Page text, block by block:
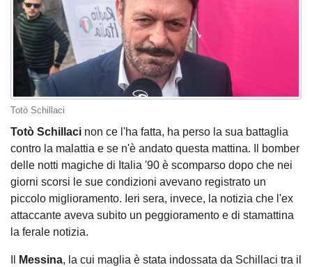
Totò Schillaci
Totò Schillaci non ce l'ha fatta, ha perso la sua battaglia
contro la malattia e se n'è andato questa mattina. Il bomber
delle notti magiche di Italia '90 è scomparso dopo che nei
giorni scorsi le sue condizioni avevano registrato un
piccolo miglioramento. Ieri sera, invece, la notizia che l'ex
attaccante aveva subito un peggioramento e di stamattina
la ferale notizia.
Messina, la cui maglia è stata indossata da Schillaci tra il